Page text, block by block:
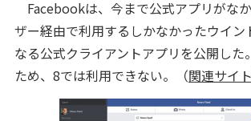
Facebookは、今まで公式アプリがな
ザー経由で利用するしかなかったウイン
なる公式クライアントアプリを公開した
ため、8では利用できない。（関連サイト